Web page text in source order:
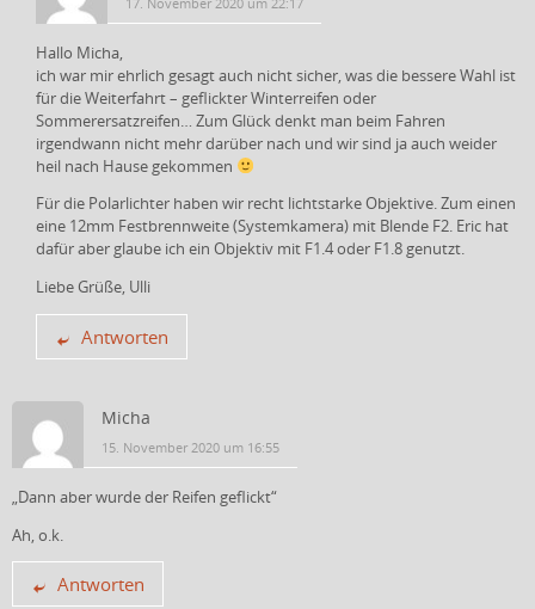
Hallo Micha,
ich war mir ehrlich gesagt auch nicht sicher, was die bessere Wahl ist
für die Weiterfahrt – geflickter Winterreifen oder
Sommerersatzreifen… Zum Glück denkt man beim Fahren
irgendwann nicht mehr darüber nach und wir sind ja auch weider
heil nach Hause gekommen
Für die Polarlichter haben wir recht lichtstarke Objektive. Zum einen
eine 12mm Festbrennweite (Systemkamera) mit Blende F2. Eric hat
dafür aber glaube ich ein Objektiv mit F1.4 oder F1.8 genutzt.
Liebe Grüße, Ulli
Antworten
Micha
15. November 2020 um 16:55
„Dann aber wurde der Reifen geflickt“
Ah, o.k.
Antworten